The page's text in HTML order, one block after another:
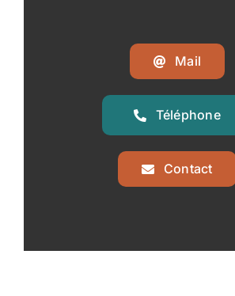
Mail
Téléphone
Contact